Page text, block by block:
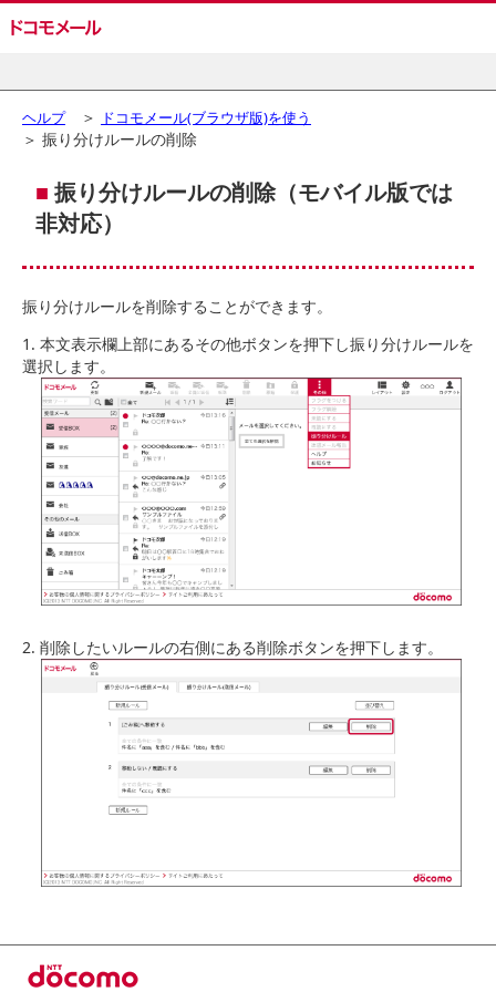
ヘルプ ＞ ドコモメール(ブラウザ版)を使う
＞ 振り分けルールの削除
■ 振り分けルールの削除（モバイル版では
非対応）
振り分けルールを削除することができます。
本文表示欄上部にあるその他ボタンを押下し振り分けルールを
選択します。
削除したいルールの右側にある削除ボタンを押下します。